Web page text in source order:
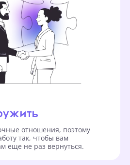
отношения, поэтому
так, чтобы вам
еще не раз вернуться.